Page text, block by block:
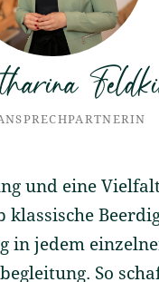
und eine
in jedem
So